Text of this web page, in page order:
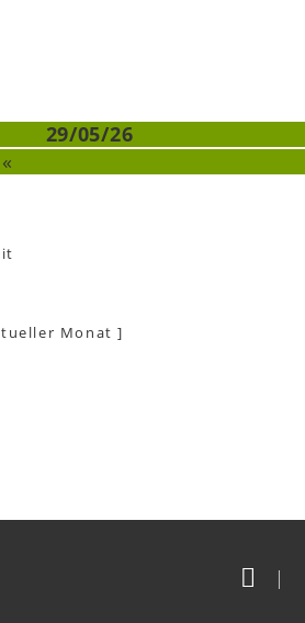
29/05/26
«
Monat ]
|